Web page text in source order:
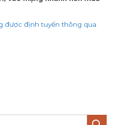
được định tuyến thông qua